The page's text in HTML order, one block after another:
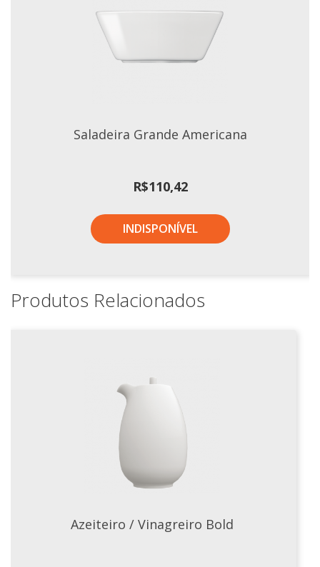
Saladeira Grande Americana
R$110,42
INDISPONÍVEL
Produtos Relacionados
Azeiteiro / Vinagreiro Bold